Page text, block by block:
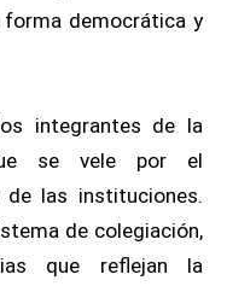
democrática y
integrantes de la
se vele por el
las instituciones.
de colegiación,
que reflejan la